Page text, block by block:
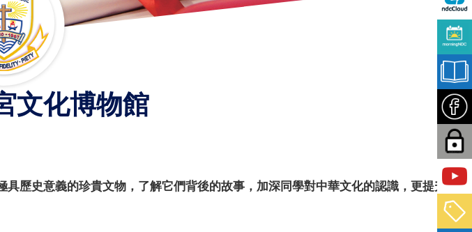
文化博物館
歷史意義的珍貴文物，了解它們背後的故事，加深同學對中華文化的認識，更提升他